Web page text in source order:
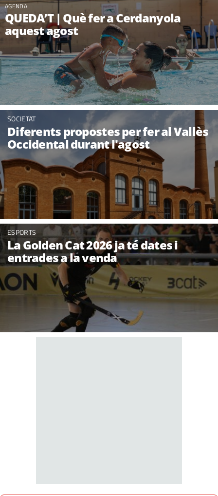
AGENDA
QUEDA’T | Què fer a Cerdanyola
aquest agost
SOCIETAT
Diferents propostes per fer al Vallès
Occidental durant l'agost
ESPORTS
La Golden Cat 2026 ja té dates i
entrades a la venda